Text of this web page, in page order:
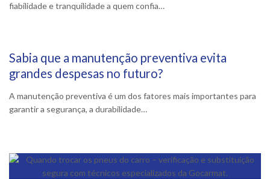
fiabilidade e tranquilidade a quem confia…
12 Janeiro, 2026
Sabia que a manutenção preventiva evita
grandes despesas no futuro?
A manutenção preventiva é um dos fatores mais importantes para
garantir a segurança, a durabilidade…